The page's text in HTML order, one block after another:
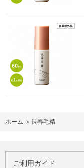
ホーム > 長春毛精
ご利用ガイド